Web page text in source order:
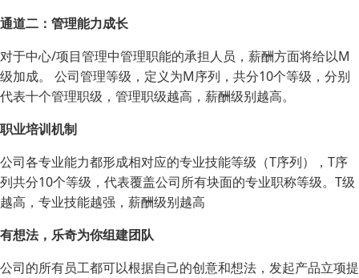
通道二：管理能力成长
对于中心/项目管理中管理职能的承担人员，薪酬方面将给以M
级加成。 公司管理等级，定义为M序列，共分10个等级，分别
代表十个管理职级，管理职级越高，薪酬级别越高。
职业培训机制
公司各专业能力都形成相对应的专业技能等级（T序列），T序
列共分10个等级，代表覆盖公司所有块面的专业职称等级。T级
越高，专业技能越强，薪酬级别越高
有想法，乐奇为你组建团队
公司的所有员工都可以根据自己的创意和想法，发起产品立项提